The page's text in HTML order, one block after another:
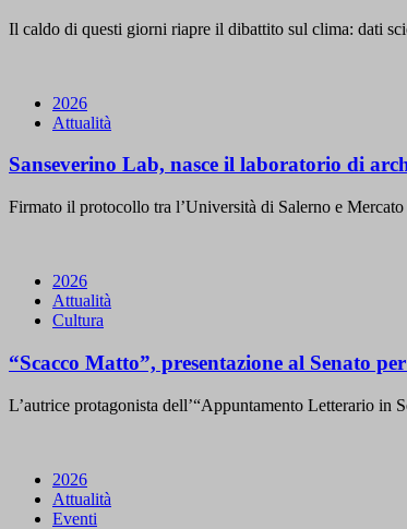
Il caldo di questi giorni riapre il dibattito sul clima: dati
2026
Attualità
Sanseverino Lab, nasce il laboratorio di
Firmato il protocollo tra l’Università di Salerno e
2026
Attualità
Cultura
“Scacco Matto”, presentazione al Senato
L’autrice protagonista dell’“Appuntamento Letterario in
2026
Attualità
Eventi